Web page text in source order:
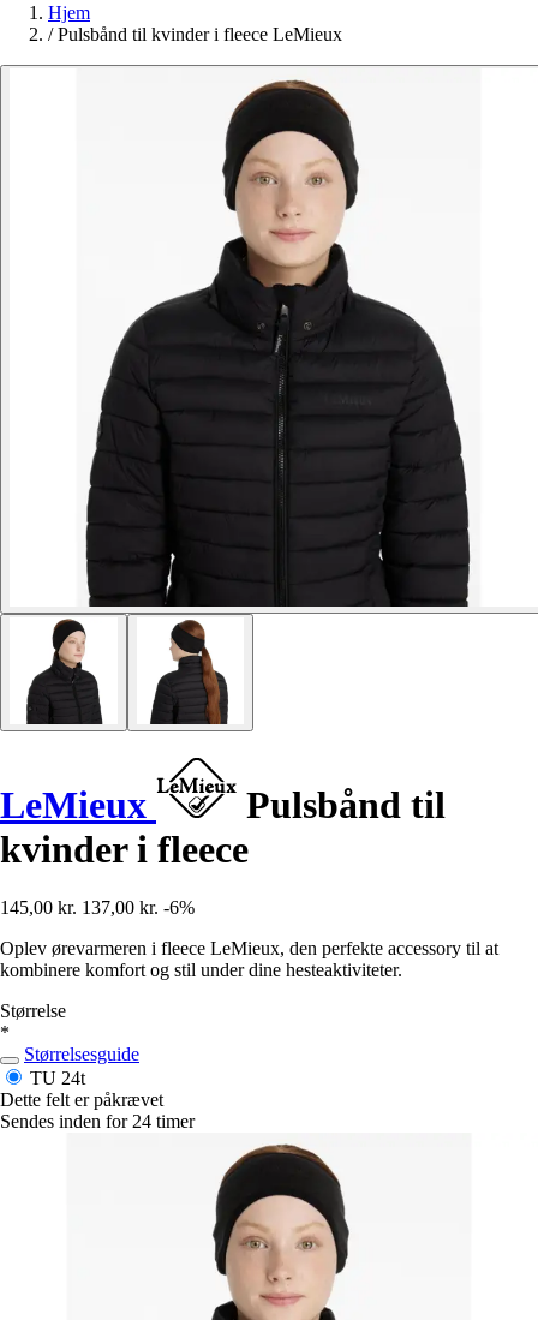
Hjem
/ Pulsbånd til kvinder i fleece LeMieux
LeMieux
Pulsbånd til
kvinder i fleece
145,00 kr. 137,00 kr. -6%
Oplev ørevarmeren i fleece LeMieux, den perfekte accessory til at
kombinere komfort og stil under dine hesteaktiviteter.
Størrelse
*
Størrelsesguide
TU 24t
Dette felt er påkrævet
Sendes inden for 24 timer